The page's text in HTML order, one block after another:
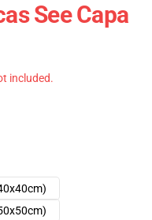
See Capa
included.